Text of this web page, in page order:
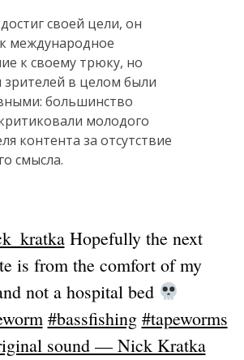
своей цели, он
международное
к своему трюку, но
в целом были
большинство
молодого
контента за отсутствие
смысла.
Hopefully the next
is from the comfort of my
not a hospital bed
#bassfishing #tapeworms
sound — Nick Kratka